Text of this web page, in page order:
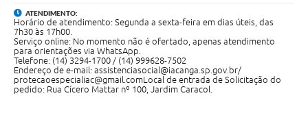
ATENDIMENTO:
Horário de atendimento: Segunda a sexta-feira em dias úteis, das
7h30 às 17h00.
Serviço online: No momento não é ofertado, apenas atendimento
para orientações via WhatsApp.
Telefone: (14) 3294-1700 / (14) 999628-7502
Endereço de e-mail: assistenciasocial@iacanga.sp.gov.br/
protecaoespecialiac@gmail.comLocal de entrada de Solicitação do
pedido: Rua Cícero Mattar nº 100, Jardim Caracol.